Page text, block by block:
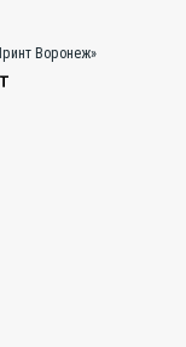
Воронеж»